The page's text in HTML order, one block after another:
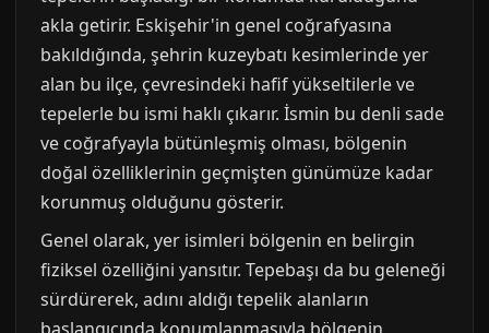
akla getirir. Eskişehir'in genel coğrafyasına
bakıldığında, şehrin kuzeybatı kesimlerinde yer
alan bu ilçe, çevresindeki hafif yükseltilerle ve
tepelerle bu ismi haklı çıkarır. İsmin bu denli sade
ve coğrafyayla bütünleşmiş olması, bölgenin
doğal özelliklerinin geçmişten günümüze kadar
korunmuş olduğunu gösterir.
Genel olarak, yer isimleri bölgenin en belirgin
fiziksel özelliğini yansıtır. Tepebaşı da bu geleneği
sürdürerek, adını aldığı tepelik alanların